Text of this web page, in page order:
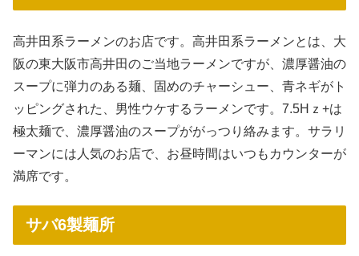
高井田系ラーメンのお店です。高井田系ラーメンとは、大
阪の東大阪市高井田のご当地ラーメンですが、濃厚醤油の
スープに弾力のある麺、固めのチャーシュー、青ネギがト
ッピングされた、男性ウケするラーメンです。7.5Hｚ+は
極太麺で、濃厚醤油のスープががっつり絡みます。サラリ
ーマンには人気のお店で、お昼時間はいつもカウンターが
満席です。
サバ6製麺所